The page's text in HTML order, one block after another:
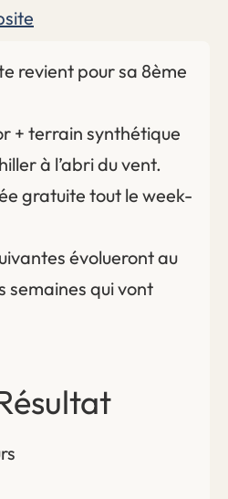
revient pour sa 8ème
+ terrain synthétique
à l’abri du vent.
gratuite tout le week-
évolueront au
semaines qui vont